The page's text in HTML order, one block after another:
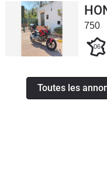
Auto
750
06
Toutes les